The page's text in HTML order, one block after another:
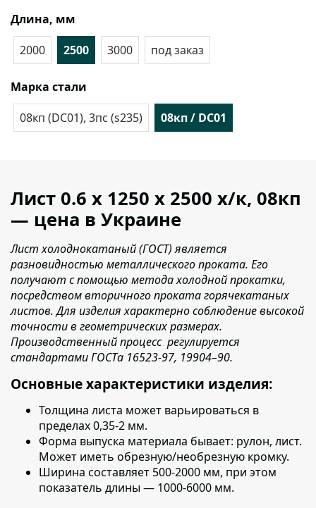
Длина, мм
2000
2500 3000 под заказ
Марка стали
08кп (DC01), 3пс (s235)
08кп / DC01
Лист 0.6 х 1250 х 2500 х/к, 08кп
— цена в Украине
Лист холоднокатаный (ГОСТ) является
разновидностью металлического проката. Его
получают с помощью метода холодной прокатки,
посредством вторичного проката горячекатаных
листов. Для изделия характерно соблюдение высокой
точности в геометрических размерах.
Производственный процесс регулируется
стандартами ГОСТа 16523-97, 19904–90.
Основные характеристики изделия:
Толщина листа может варьироваться в
пределах 0,35-2 мм.
Форма выпуска материала бывает: рулон, лист.
Может иметь обрезную/необрезную кромку.
Ширина составляет 500-2000 мм, при этом
показатель длины — 1000-6000 мм.